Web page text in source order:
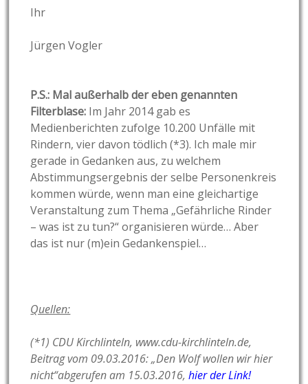
Ihr
Jürgen Vogler
P.S.: Mal außerhalb der eben genannten
Filterblase: Im Jahr 2014 gab es
Medienberichten zufolge 10.200 Unfälle mit
Rindern, vier davon tödlich (*3). Ich male mir
gerade in Gedanken aus, zu welchem
Abstimmungsergebnis der selbe Personenkreis
kommen würde, wenn man eine gleichartige
Veranstaltung zum Thema „Gefährliche Rinder
– was ist zu tun?“ organisieren würde… Aber
das ist nur (m)ein Gedankenspiel…
Quellen:
(*1) CDU Kirchlinteln, www.cdu-kirchlinteln.de,
Beitrag vom 09.03.2016: „Den Wolf wollen wir hier
nicht“abgerufen am 15.03.2016,hier der Link!